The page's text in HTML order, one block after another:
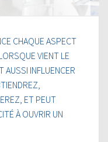
CHAQUE ASPECT
VIENT LE
AUSSI INFLUENCER
ET PEUT
À OUVRIR UN